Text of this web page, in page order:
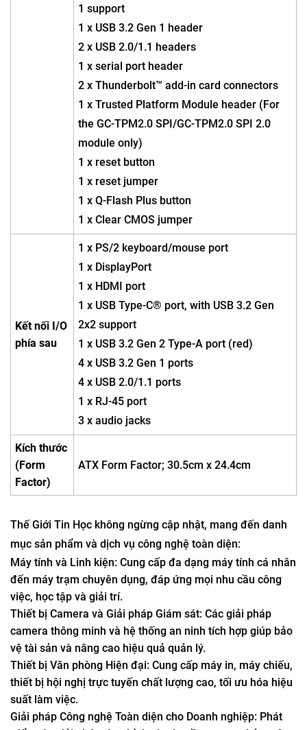
1 support
1 x USB 3.2 Gen 1 header
2 x USB 2.0/1.1 headers
1 x serial port header
2 x Thunderbolt™ add-in card connectors
1 x Trusted Platform Module header (For
the GC-TPM2.0 SPI/GC-TPM2.0 SPI 2.0
module only)
1 x reset button
1 x reset jumper
1 x Q-Flash Plus button
1 x Clear CMOS jumper
Kết nối I/O
phía sau
1 x PS/2 keyboard/mouse port
1 x DisplayPort
1 x HDMI port
1 x USB Type-C® port, with USB 3.2 Gen
2x2 support
1 x USB 3.2 Gen 2 Type-A port (red)
4 x USB 3.2 Gen 1 ports
4 x USB 2.0/1.1 ports
1 x RJ-45 port
3 x audio jacks
Kích thước
(Form
Factor)
ATX Form Factor; 30.5cm x 24.4cm
Thế Giới Tin Học không ngừng cập nhật, mang đến danh
mục sản phẩm và dịch vụ công nghệ toàn diện:
Máy tính và Linh kiện: Cung cấp đa dạng máy tính cá nhân
đến máy trạm chuyên dụng, đáp ứng mọi nhu cầu công
việc, học tập và giải trí.
Thiết bị Camera và Giải pháp Giám sát: Các giải pháp
camera thông minh và hệ thống an ninh tích hợp giúp bảo
vệ tài sản và nâng cao hiệu quả quản lý.
Thiết bị Văn phòng Hiện đại: Cung cấp máy in, máy chiếu,
thiết bị hội nghị trực tuyến chất lượng cao, tối ưu hóa hiệu
suất làm việc.
Giải pháp Công nghệ Toàn diện cho Doanh nghiệp: Phát